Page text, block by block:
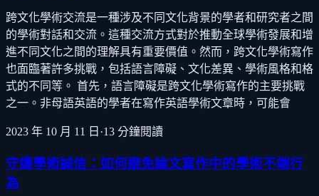
跨文化學術交流是一種涉及不同文化背景的學者和研究者之間
的學術對話和交流。這種交流方式對於推動全球學術發展和增
進不同文化之間的理解具有重要價值。然而，跨文化學術寫作
也面臨著許多挑戰，包括語言障礙、文化差異、學術風格和格
式的不同等。 首先，語言障礙是跨文化學術寫作的主要挑戰
之一。非母語英語的學者在寫作英語學術文章時，可能會
2023 年 10 月 11 日 ·13 分鐘閱讀
守護學術誠信：如何避免論文寫作中的學術不端行
為